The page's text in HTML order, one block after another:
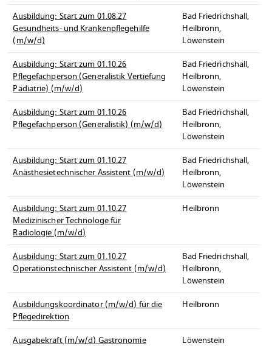
Ausbildung: Start zum 01.08.27
Gesundheits- und Krankenpflegehilfe
(m/w/d)
Bad Friedrichshall,
Heilbronn,
Löwenstein
Ausbildung: Start zum 01.10.26
Pflegefachperson (Generalistik Vertiefung
Pädiatrie) (m/w/d)
Bad Friedrichshall,
Heilbronn,
Löwenstein
Ausbildung: Start zum 01.10.26
Pflegefachperson (Generalistik) (m/w/d)
Bad Friedrichshall,
Heilbronn,
Löwenstein
Ausbildung: Start zum 01.10.27
Anästhesietechnischer Assistent (m/w/d)
Bad Friedrichshall,
Heilbronn,
Löwenstein
Ausbildung: Start zum 01.10.27
Medizinischer Technologe für
Radiologie (m/w/d)
Heilbronn
Ausbildung: Start zum 01.10.27
Operationstechnischer Assistent (m/w/d)
Bad Friedrichshall,
Heilbronn,
Löwenstein
Ausbildungskoordinator (m/w/d) für die
Pflegedirektion
Heilbronn
Ausgabekraft (m/w/d) Gastronomie
Löwenstein